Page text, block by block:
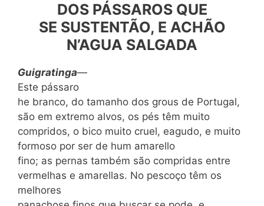
DOS PÁSSAROS QUE
SE SUSTENTÃO, E ACHÃO
N’AGUA SALGADA
Guigratinga—
Este pássaro
he branco, do tamanho dos grous de Portugal,
são em extremo alvos, os pés têm muito
compridos, o bico muito cruel, eagudo, e muito
formoso por ser de hum amarello
fino; as pernas também são compridas entre
ver­melhas e amarellas. No pescoço têm os
melhores